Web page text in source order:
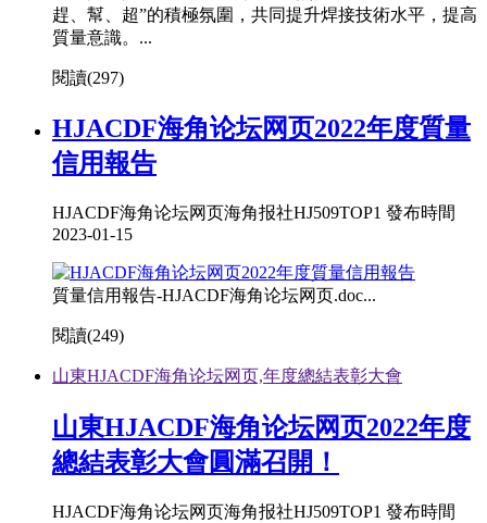
趕、幫、超”的積極氛圍，共同提升焊接技術水平，提高
質量意識。...
閱讀(297)
HJACDF海角论坛网页2022年度質量
信用報告
HJACDF海角论坛网页海角报社HJ509TOP1 發布時間
2023-01-15
質量信用報告-HJACDF海角论坛网页.doc...
閱讀(249)
山東HJACDF海角论坛网页,年度總結表彰大會
山東HJACDF海角论坛网页2022年度
總結表彰大會圓滿召開！
HJACDF海角论坛网页海角报社HJ509TOP1 發布時間